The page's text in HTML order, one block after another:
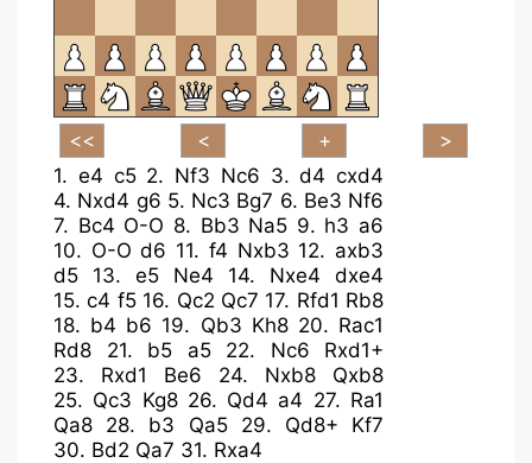
1. e4 c5 2. Nf3 Nc6 3.d4 cxd4
4. Nxd4 g6 5. Nc3 Bg7 6. Be3 Nf6
7. Bc4 O-O 8. Bb3 Na5 9. h3 a6
10. O-O d6 11. f4 Nxb3 12. axb3
d5
13. e5 Ne4 14. Nxe4
dxe4
15.c4 f5 16. Qc2 Qc7 17. Rfd1 Rb8
18. b4 b6 19. Qb3 Kh8 20. Rac1
Rd8
21. b5 a5 22. Nc6
Rxd1+
23. Rxd1 Be6 24. Nxb8
Qxb8
25. Qc3 Kg8 26. Qd4 a4 27. Ra1
Qa8 28. b3 Qa5 29. Qd8+
Kf7
30. Bd2 Qa7 31. Rxa4